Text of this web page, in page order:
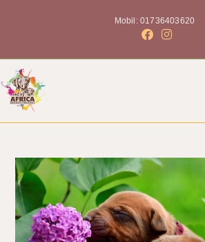
Mobil: 01736403620